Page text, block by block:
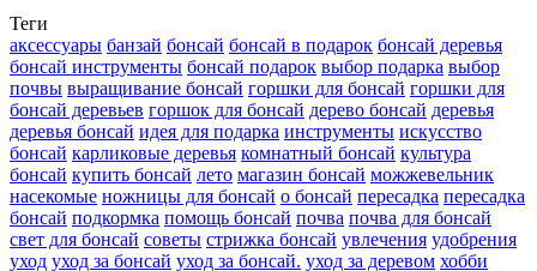
Теги
аксессуары банзай бонсай бонсай в подарок бонсай деревья
бонсай инструменты бонсай подарок выбор подарка выбор
почвы выращивание бонсай горшки для бонсай горшки для
бонсай деревьев горшок для бонсай дерево бонсай деревья
деревья бонсай идея для подарка инструменты искусство
бонсай карликовые деревья комнатный бонсай культура
бонсай купить бонсай лето магазин бонсай можжевельник
насекомые ножницы для бонсай о бонсай пересадка пересадка
бонсай подкормка помощь бонсай почва почва для бонсай
свет для бонсай советы стрижка бонсай увлечения удобрения
уход уход за бонсай уход за бонсай. уход за деревом хобби